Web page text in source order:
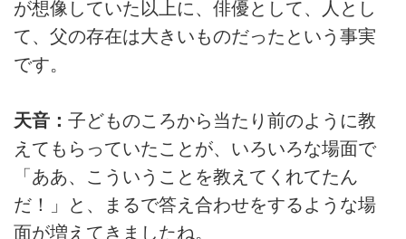
が想像していた以上に、俳優として、人とし
て、父の存在は大きいものだったという事実
です。
天音： 子どものころから当たり前のように教
えてもらっていたことが、いろいろな場面で
「ああ、こういうことを教えてくれてたん
だ！」と、まるで答え合わせをするような場
面が増えてきましたね。